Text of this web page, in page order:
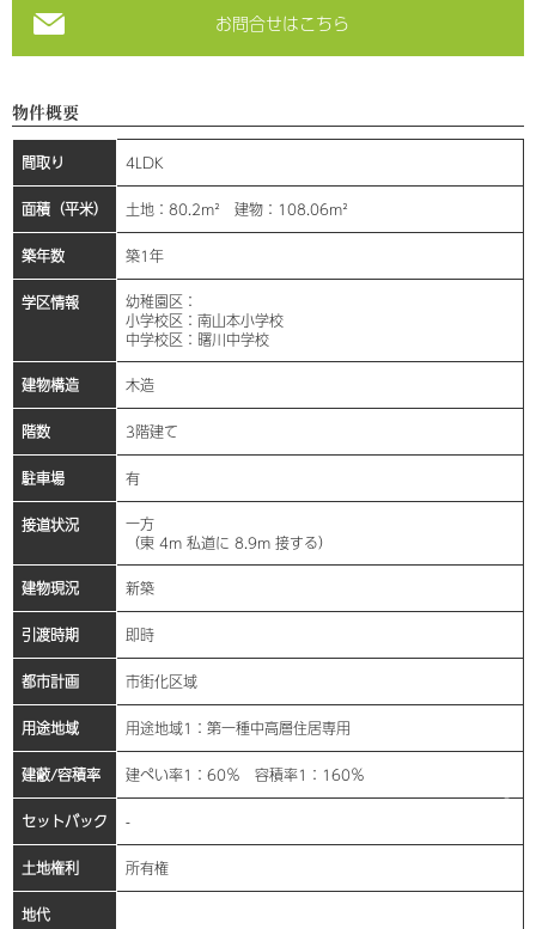
お問合せはこちら
物件概要
間取り 4LDK
面積（平米） 土地：80.2m² 建物：108.06m²
築年数 築1年
学区情報
幼稚園区：
小学校区：南山本小学校
中学校区：曙川中学校
建物構造 木造
階数 3階建て
駐車場 有
接道状況
一方
（東 4m 私道に 8.9m 接する）
建物現況 新築
引渡時期 即時
都市計画 市街化区域
用途地域 用途地域1：第一種中高層住居専用
建蔽/容積率 建ぺい率1：60％ 容積率1：160％
セットバック -
土地権利 所有権
地代